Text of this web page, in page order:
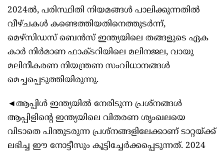
2024ല്‍, പരിസ്ഥിതി നിയമങ്ങള്‍ പാലിക്കുന്നതില്‍
വീഴ്ചകള്‍ കണ്ടെത്തിയതിനെത്തുടര്‍ന്ന്,
മെഴ്സിഡസ് ബെന്‍സ് ഇന്ത്യയിലെ തങ്ങളുടെ ഏക
കാര്‍ നിര്‍മാണ ഫാക്ടറിയിലെ മലിനജല, വായു
മലിനീകരണ നിയന്ത്രണ സംവിധാനങ്ങള്‍
മെച്ചപ്പെടുത്തിയിരുന്നു.
◄ആപ്പിള്‍ ഇന്ത്യയില്‍ നേരിടുന്ന പ്രശ്നങ്ങള്‍
ആപ്പിളിന്‍റെ ഇന്ത്യയിലെ വിതരണ ശൃംഖലയെ
വിടാതെ പിന്തുടരുന്ന പ്രശ്നങ്ങളിലേക്കാണ് ടാറ്റയ്ക്ക്
ലഭിച്ച ഈ നോട്ടീസും കൂട്ടിച്ചേര്‍ക്കപ്പെടുന്നത്. 2024